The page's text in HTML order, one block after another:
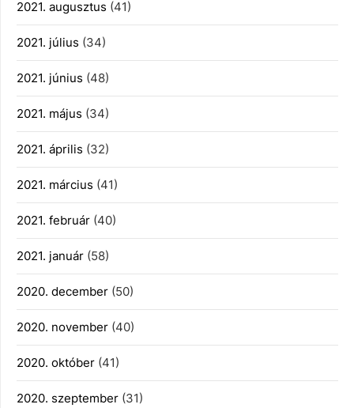
2021. augusztus (41)
2021. július (34)
2021. június (48)
2021. május (34)
2021. április (32)
2021. március (41)
2021. február (40)
2021. január (58)
2020. december (50)
2020. november (40)
2020. október (41)
2020. szeptember (31)